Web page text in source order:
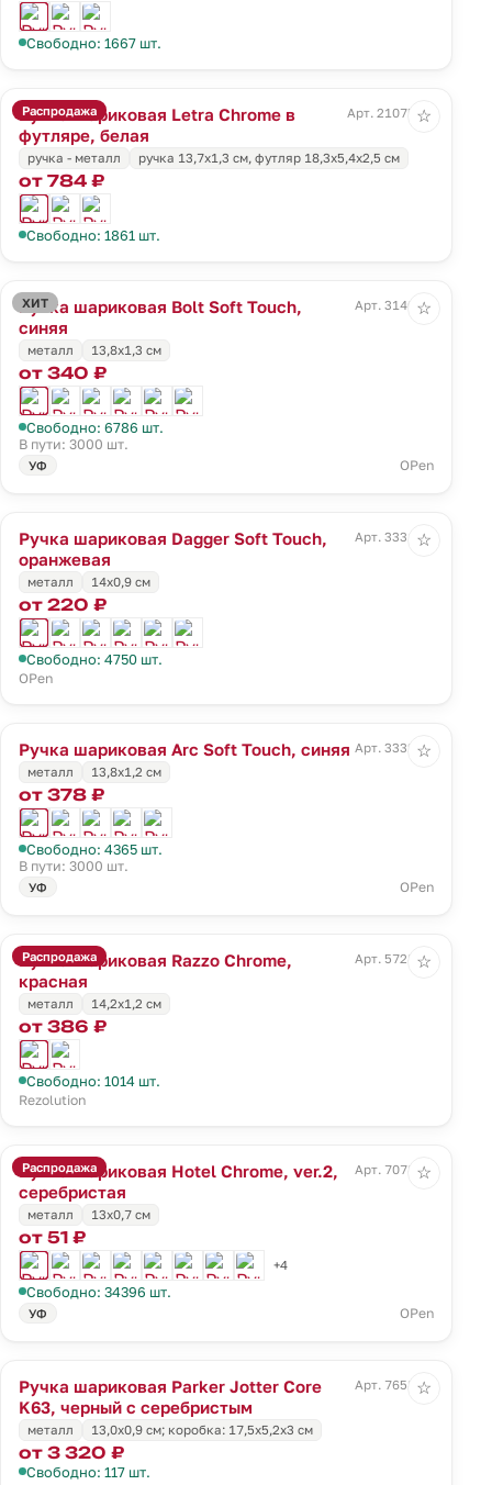
Свободно: 1667 шт.
Распродажа
Ручка шариковая Letra Chrome в
футляре, белая
Арт. 21075.60
ручка - металл ручка 13,7х1,3 см, футляр 18,3х5,4х2,5 см
от 784 ₽
Свободно: 1861 шт.
☆
ХИТ
Ручка шариковая Bolt Soft Touch,
синяя
Арт. 3140.40
металл 13,8х1,3 см
от 340 ₽
Свободно: 6786 шт.
В пути: 3000 шт.
УФ OPen
☆
Ручка шариковая Dagger Soft Touch,
оранжевая
Арт. 3331.20
металл 14х0,9 см
от 220 ₽
Свободно: 4750 шт.
OPen
☆
Ручка шариковая Arc Soft Touch, синяя Арт. 3332.40
металл
13,8х1,2 см
от 378 ₽
Свободно: 4365 шт.
В пути: 3000 шт.
УФ OPen
☆
Распродажа
Ручка шариковая Razzo Chrome,
красная
Арт. 5728.50
металл 14,2х1,2 см
от 386 ₽
Свободно: 1014 шт.
Rezolution
☆
Распродажа
Ручка шариковая Hotel Chrome, ver.2,
серебристая
Арт. 7078.10
металл 13х0,7 см
от 51 ₽
+4
Свободно: 34396 шт.
УФ OPen
☆
Ручка шариковая Parker Jotter Core
K63, черный с серебристым
Арт. 7658.30
металл 13,0х0,9 см; коробка: 17,5х5,2х3 см
от 3 320 ₽
Свободно: 117 шт.
☆